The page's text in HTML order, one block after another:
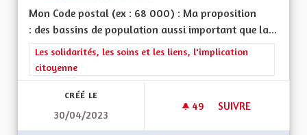
Mon Code postal (ex : 68 000) : Ma proposition
: des bassins de population aussi important que la...
Filtrer les résultats de la catégorie : Les solidarités, les soins
Les solidarités, les soins et les liens, l'implication
citoyenne
CRÉÉ LE
30/04/2023
49 49 ABONNÉS
SUIVRE